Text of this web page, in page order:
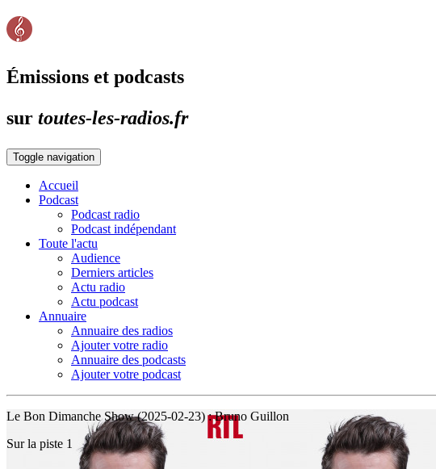
Émissions et podcasts
sur toutes-les-radios.fr
Toggle navigation
Accueil
Podcast
Podcast radio
Podcast indépendant
Toute l'actu
Audience
Derniers articles
Actu radio
Actu podcast
Annuaire
Annuaire des radios
Ajouter votre radio
Annuaire des podcasts
Ajouter votre podcast
Le Bon Dimanche Show (2025-02-23) : Bruno Guillon
Sur la piste 1